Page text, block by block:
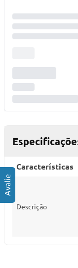
Características
Descrição